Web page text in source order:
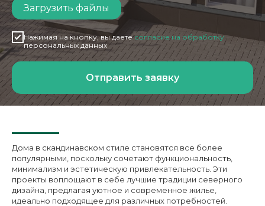
Загрузить файлы
Нажимая на кнопку, вы даетесогласие на обработку
персональных данных
Отправить заявку
Дома в скандинавском стиле становятся все более
популярными, поскольку сочетают функциональность,
минимализм и эстетическую привлекательность. Эти
проекты воплощают в себе лучшие традиции северного
дизайна, предлагая уютное и современное жилье,
идеально подходящее для различных потребностей.